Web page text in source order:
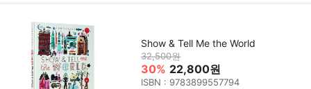
Show & Tell Me the World
32,500원
30% 22,800원
ISBN : 9783899557794